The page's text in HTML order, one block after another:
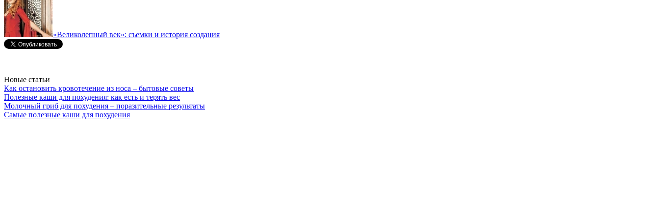
«Великолепный век»: съемки и история создания
Новые статьи
Как остановить кровотечение из носа – бытовые советы
Полезные каши для похудения: как есть и терять вес
Молочный гриб для похудения – поразительные результаты
Самые полезные каши для похудения